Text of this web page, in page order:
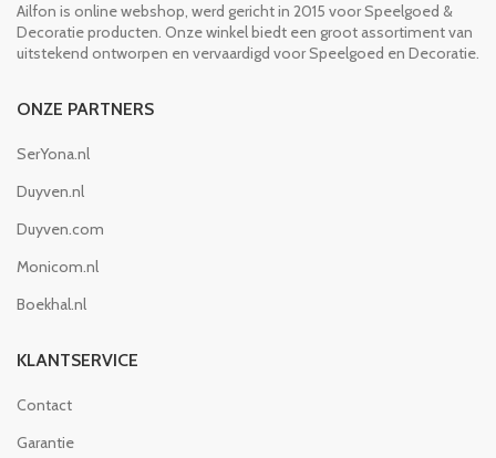
Ailfon is online webshop, werd gericht in 2015 voor Speelgoed &
Decoratie producten. Onze winkel biedt een groot assortiment van
uitstekend ontworpen en vervaardigd voor Speelgoed en Decoratie.
ONZE PARTNERS
SerYona.nl
Duyven.nl
Duyven.com
Monicom.nl
Boekhal.nl
KLANTSERVICE
Contact
Garantie